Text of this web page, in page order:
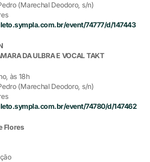
(Marechal Deodoro, s/n)
event/74777/d/147443
DA ULBRA E VOCAL TAKT
às 18h
(Marechal Deodoro, s/n)
event/74780/d/147462
Flores